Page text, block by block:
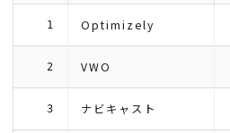
1 Optimizely
2 VWO
3 ナビキャスト